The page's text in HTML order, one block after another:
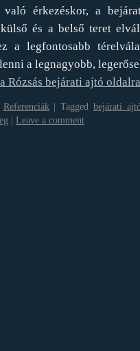
való érkezéskor, a
és a belső teret
a legfontosabb
a legnagyobb,
Rózsás bejárati ajtó
Referenciák | Tagged bejárati
| Leave a comment